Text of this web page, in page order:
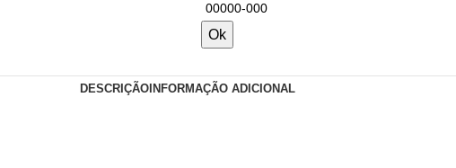
Ok
DESCRIÇÃO INFORMAÇÃO ADICIONAL